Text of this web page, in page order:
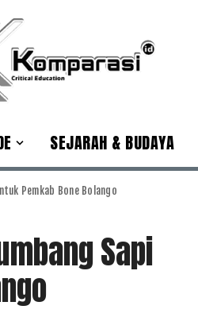
SEJARAH & BUDAYA
Pemkab Bone Bolango
Sapi